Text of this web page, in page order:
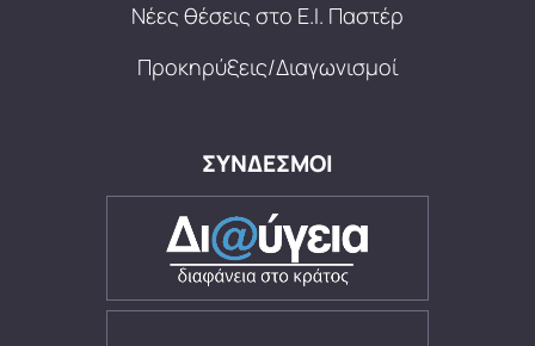
Νέες θέσεις στο Ε.Ι. Παστέρ
Προκηρύξεις/Διαγωνισμοί
ΣΥΝΔΕΣΜΟΙ